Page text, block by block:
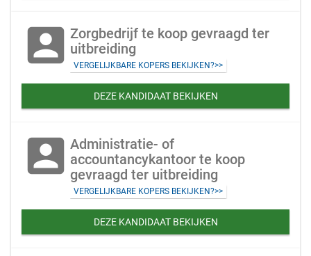
account_box Zorgbedrijf te koop gevraagd ter
uitbreiding
VERGELIJKBARE KOPERS BEKIJKEN?>>
DEZE KANDIDAAT BEKIJKEN
account_box Administratie- of
accountancykantoor te koop
gevraagd ter uitbreiding
VERGELIJKBARE KOPERS BEKIJKEN?>>
DEZE KANDIDAAT BEKIJKEN